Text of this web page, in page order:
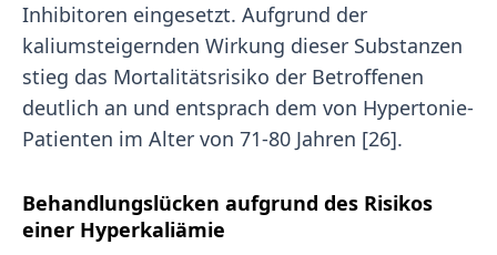
Inhibitoren eingesetzt. Aufgrund der
kaliumsteigernden Wirkung dieser Substanzen
stieg das Mortalitätsrisiko der Betroffenen
deutlich an und entsprach dem von Hypertonie-
Patienten im Alter von 71-80 Jahren [26].
Behandlungslücken aufgrund des Risikos
einer Hyperkaliämie